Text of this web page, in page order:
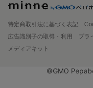
特定商取引法に基づく表記
広告識別子の取得・利用
プラ
メディアキット
©GMO